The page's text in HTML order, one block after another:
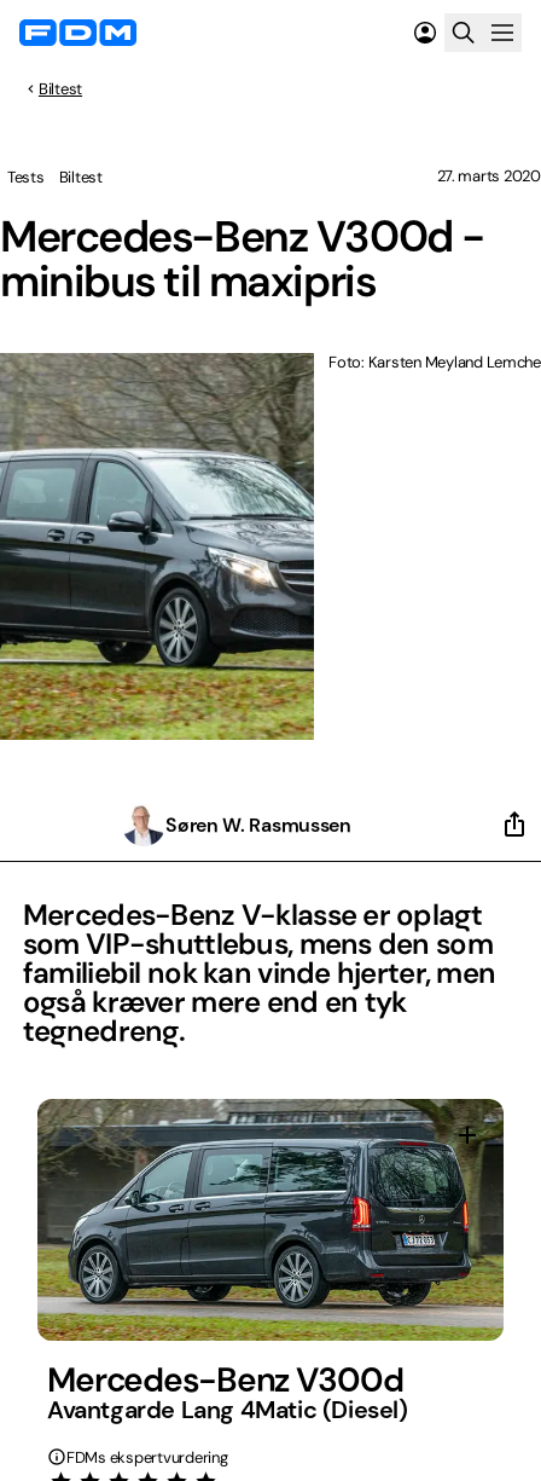
Biltest
Mercedes-Benz V300d -
minibus til maxipris
Tests Biltest 27. marts 2020
Foto: Karsten Meyland Lemche
Søren W. Rasmussen
Mercedes-Benz V-klasse er oplagt
som VIP-shuttlebus, mens den som
familiebil nok kan vinde hjerter, men
også kræver mere end en tyk
tegnedreng.
Mercedes-Benz V300d
Avantgarde Lang 4Matic (Diesel)
FDMs ekspertvurdering